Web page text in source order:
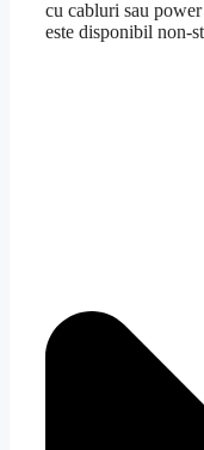
cu cabluri sau
este disponibil non-